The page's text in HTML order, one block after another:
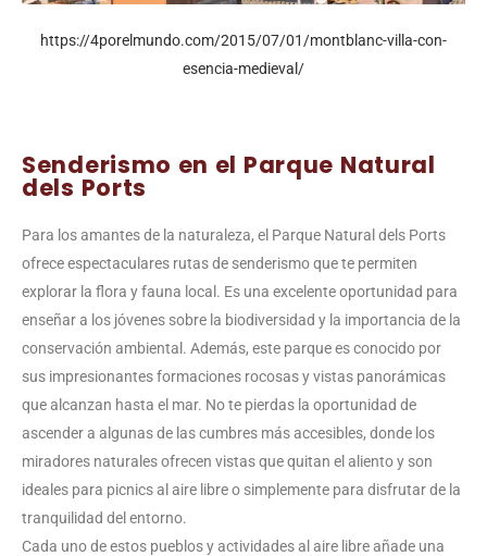
https://4porelmundo.com/2015/07/01/montblanc-villa-con-
esencia-medieval/
Senderismo en el Parque Natural
dels Ports
Para los amantes de la naturaleza, el Parque Natural dels Ports
ofrece espectaculares rutas de senderismo que te permiten
explorar la flora y fauna local. Es una excelente oportunidad para
enseñar a los jóvenes sobre la biodiversidad y la importancia de la
conservación ambiental. Además, este parque es conocido por
sus impresionantes formaciones rocosas y vistas panorámicas
que alcanzan hasta el mar. No te pierdas la oportunidad de
ascender a algunas de las cumbres más accesibles, donde los
miradores naturales ofrecen vistas que quitan el aliento y son
ideales para picnics al aire libre o simplemente para disfrutar de la
tranquilidad del entorno.
Cada uno de estos pueblos y actividades al aire libre añade una